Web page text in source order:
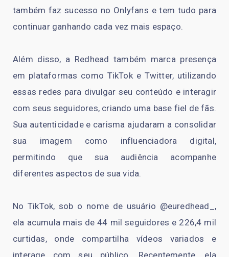
também faz sucesso no Onlyfans e tem tudo para
continuar ganhando cada vez mais espaço.
Além disso, a Redhead também marca presença
em plataformas como TikTok e Twitter, utilizando
essas redes para divulgar seu conteúdo e interagir
com seus seguidores, criando uma base fiel de fãs.
Sua autenticidade e carisma ajudaram a consolidar
sua imagem como influenciadora digital,
permitindo que sua audiência acompanhe
diferentes aspectos de sua vida.
No TikTok, sob o nome de usuário @euredhead_,
ela acumula mais de 44 mil seguidores e 226,4 mil
curtidas, onde compartilha vídeos variados e